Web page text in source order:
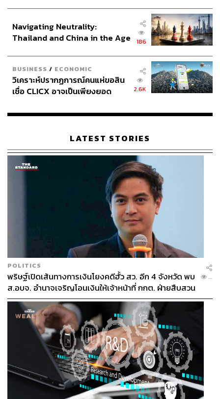
Navigating Neutrality:
Thailand and China in the Age
186
BUSINESS / ECONOMIC
วิเคราะห์ปรากฏการณ์คนแห่ขอสิน
เชื่อ CLICX อาจเป็นเพียงยอด
เรือนไทยที่ถูกซุกไว้
2.6K
LATEST STORIES
POLITICS
พริษฐ์เปิดเส้นทางการเงินโยงคดีฮั้ว สว. อีก 4 จังหวัด พบ
ส.อบจ. อำนาจเจริญโอนเงินให้เจ้าหน้าที่ กกต. ฝ่ายสืบสวน
...